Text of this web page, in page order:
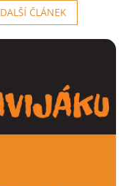
DALŠÍ ČLÁNEK